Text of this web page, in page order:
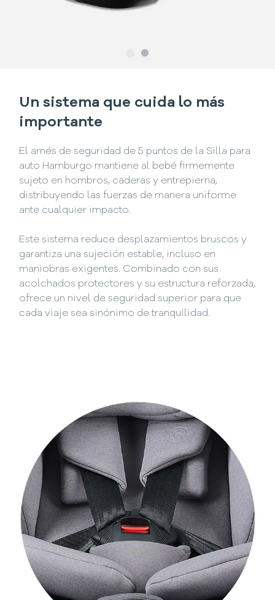
SlideSlide
Un sistema que cuida lo más
importante
El arnés de seguridad de 5 puntos de la Silla para
auto Hamburgo mantiene al bebé firmemente
sujeto en hombros, caderas y entrepierna,
distribuyendo las fuerzas de manera uniforme
ante cualquier impacto.
Este sistema reduce desplazamientos bruscos y
garantiza una sujeción estable, incluso en
maniobras exigentes. Combinado con sus
acolchados protectores y su estructura reforzada,
ofrece un nivel de seguridad superior para que
cada viaje sea sinónimo de tranquilidad.